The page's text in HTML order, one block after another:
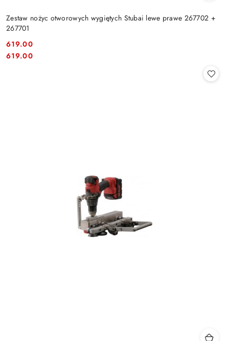
Zestaw nożyc otworowych wygiętych Stubai lewe prawe 267702 +
267701
Cena:
619.00
Cena:
619.00